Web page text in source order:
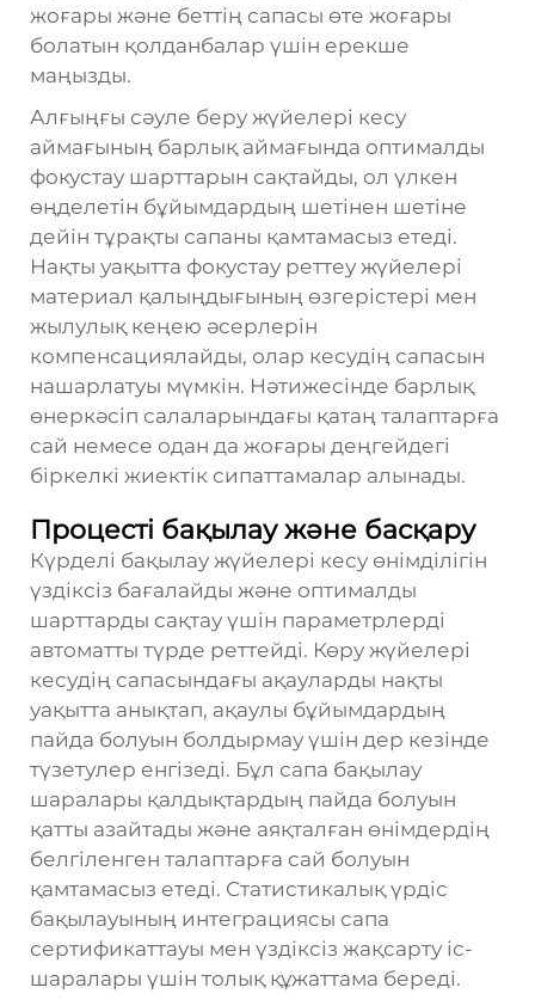
жоғары және беттің сапасы өте жоғары
болатын қолданбалар үшін ерекше
маңызды.
Алғыңғы сәуле беру жүйелері кесу
аймағының барлық аймағында оптималды
фокустау шарттарын сақтайды, ол үлкен
өңделетін бұйымдардың шетінен шетіне
дейін тұрақты сапаны қамтамасыз етеді.
Нақты уақытта фокустау реттеу жүйелері
материал қалыңдығының өзгерістері мен
жылулық кеңею әсерлерін
компенсациялайды, олар кесудің сапасын
нашарлатуы мүмкін. Нәтижесінде барлық
өнеркәсіп салаларындағы қатаң талаптарға
сай немесе одан да жоғары деңгейдегі
біркелкі жиектік сипаттамалар алынады.
Процесті бақылау және басқару
Күрделі бақылау жүйелері кесу өнімділігін
үздіксіз бағалайды және оптималды
шарттарды сақтау үшін параметрлерді
автоматты түрде реттейді. Көру жүйелері
кесудің сапасындағы ақауларды нақты
уақытта анықтап, ақаулы бұйымдардың
пайда болуын болдырмау үшін дер кезінде
түзетулер енгізеді. Бұл сапа бақылау
шаралары қалдықтардың пайда болуын
қатты азайтады және аяқталған өнімдердің
белгіленген талаптарға сай болуын
қамтамасыз етеді. Статистикалық үрдіс
бақылауының интеграциясы сапа
сертификаттауы мен үздіксіз жақсарту іс-
шаралары үшін толық құжаттама береді.